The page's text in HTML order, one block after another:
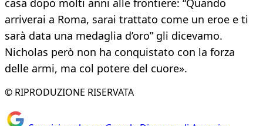
casa dopo molti anni alle frontiere: “Quando
arriverai a Roma, sarai trattato come un eroe e ti
sarà data una medaglia d’oro” gli dicevamo.
Nicholas però non ha conquistato con la forza
delle armi, ma col potere del cuore».
© RIPRODUZIONE RISERVATA